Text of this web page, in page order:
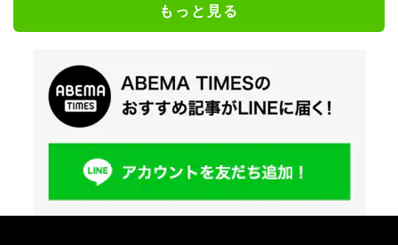
もっと見る